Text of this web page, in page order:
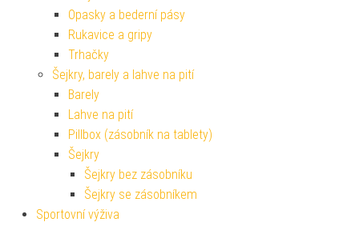
Opasky a bederní pásy
Rukavice a gripy
Trhačky
Šejkry, barely a lahve na pití
Barely
Lahve na pití
Pillbox (zásobník na tablety)
Šejkry
Šejkry bez zásobníku
Šejkry se zásobníkem
Sportovní výživa